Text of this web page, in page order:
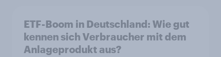
ETF-Boom in Deutschland: Wie gut
kennen sich Verbraucher mit dem
Anlageprodukt aus?